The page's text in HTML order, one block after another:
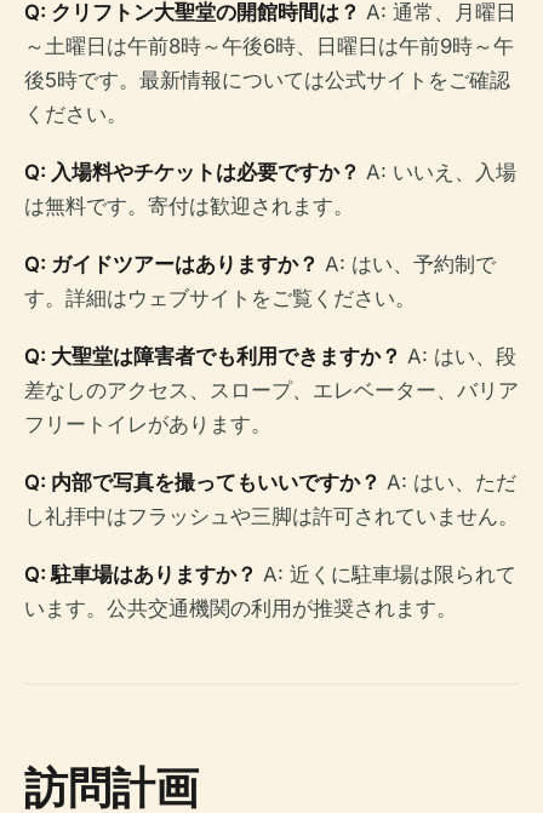
Q: クリフトン大聖堂の開館時間は？ A: 通常、月曜日
～土曜日は午前8時～午後6時、日曜日は午前9時～午
後5時です。最新情報については公式サイトをご確認
ください。
Q: 入場料やチケットは必要ですか？ A: いいえ、入場
は無料です。寄付は歓迎されます。
Q: ガイドツアーはありますか？ A: はい、予約制で
す。詳細はウェブサイトをご覧ください。
Q: 大聖堂は障害者でも利用できますか？ A: はい、段
差なしのアクセス、スロープ、エレベーター、バリア
フリートイレがあります。
Q: 内部で写真を撮ってもいいですか？ A: はい、ただ
し礼拝中はフラッシュや三脚は許可されていません。
Q: 駐車場はありますか？ A: 近くに駐車場は限られて
います。公共交通機関の利用が推奨されます。
訪問計画